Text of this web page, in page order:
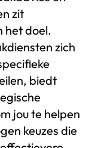
zit
het doel.
zich
biedt
jou te helpen
keuzes die